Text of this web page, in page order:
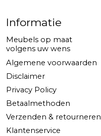
Informatie
Meubels op maat
volgens uw wens
Algemene voorwaarden
Disclaimer
Privacy Policy
Betaalmethoden
Verzenden & retourneren
Klantenservice